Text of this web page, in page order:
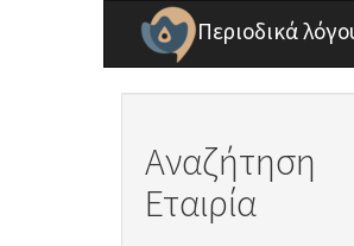
Παράκαμψη προς το κυρίως περιεχόμενο
Περιοδικά
Αναζήτηση
Εταιρία